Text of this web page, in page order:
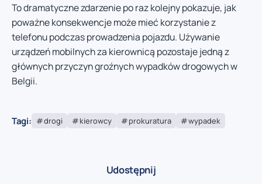
To dramatyczne zdarzenie po raz kolejny pokazuje, jak
poważne konsekwencje może mieć korzystanie z
telefonu podczas prowadzenia pojazdu. Używanie
urządzeń mobilnych za kierownicą pozostaje jedną z
głównych przyczyn groźnych wypadków drogowych w
Belgii.
Tagi: drogi kierowcy prokuratura wypadek
Udostępnij